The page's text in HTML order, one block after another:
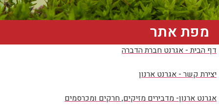
מפת אתר
דף הבית - אגרנט חברת הדברה
יצירת קשר - אגרנט ארנון
אגרנט ארנון- מדבירים מזיקים, חרקים ומכרסמים